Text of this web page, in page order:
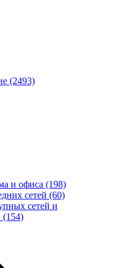
(2493)
и офиса (198)
сетей (60)
сетей и
(154)